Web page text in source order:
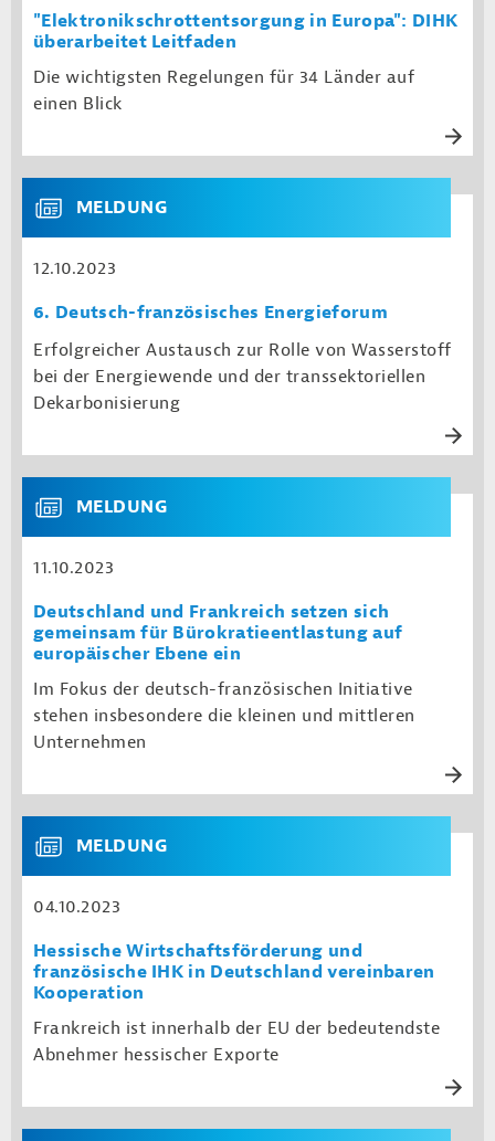
"Elektronikschrottentsorgung in Europa": DIHK
überarbeitet Leitfaden
Die wichtigsten Regelungen für 34 Länder auf
einen Blick
MELDUNG
12.10.2023
6. Deutsch-französisches Energieforum
Erfolgreicher Austausch zur Rolle von Wasserstoff
bei der Energiewende und der transsektoriellen
Dekarbonisierung
MELDUNG
11.10.2023
Deutschland und Frankreich setzen sich
gemeinsam für Bürokratieentlastung auf
europäischer Ebene ein
Im Fokus der deutsch-französischen Initiative
stehen insbesondere die kleinen und mittleren
Unternehmen
MELDUNG
04.10.2023
Hessische Wirtschaftsförderung und
französische IHK in Deutschland vereinbaren
Kooperation
Frankreich ist innerhalb der EU der bedeutendste
Abnehmer hessischer Exporte